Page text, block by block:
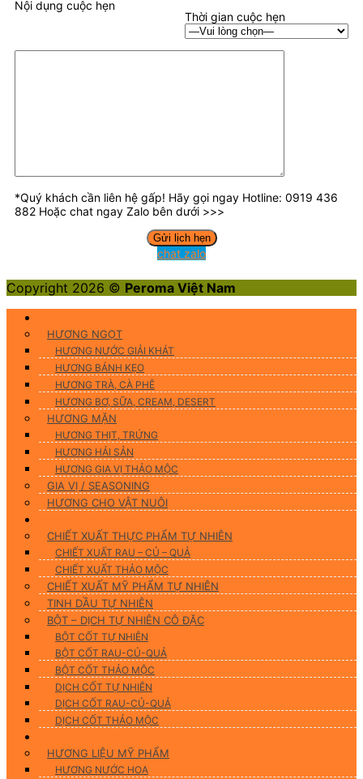
Thời gian cuộc hẹn
Nội dụng cuộc hẹn
*Quý khách cần liên hệ gấp! Hãy gọi ngay Hotline: 0919 436
882 Hoặc chat ngay Zalo bên dưới >>>
chat zalo
Copyright 2026 © Peroma Việt Nam
HƯƠNG NGỌT
HƯƠNG NƯỚC GIẢI KHÁT
HƯƠNG BÁNH KẸO
HƯƠNG TRÀ, CÀ PHÊ
HƯƠNG BƠ, SỮA, CREAM, DESERT
HƯƠNG MẶN
HƯƠNG THỊT, TRỨNG
HƯƠNG HẢI SẢN
HƯƠNG GIA VỊ THẢO MỘC
GIA VỊ / SEASONING
HƯƠNG CHO VẬT NUÔI
CHIẾT XUẤT THỰC PHẨM TỰ NHIÊN
CHIẾT XUẤT RAU – CỦ – QUẢ
CHIẾT XUẤT THẢO MỘC
CHIẾT XUẤT MỸ PHẨM TỰ NHIÊN
TINH DẦU TỰ NHIÊN
BỘT – DỊCH TỰ NHIÊN CÔ ĐẶC
BỘT CỐT TỰ NHIÊN
BỘT CỐT RAU-CỦ-QUẢ
BỘT CỐT THẢO MỘC
DỊCH CỐT TỰ NHIÊN
DỊCH CỐT RAU-CỦ-QUẢ
DỊCH CỐT THẢO MỘC
HƯƠNG LIỆU MỸ PHẨM
HƯƠNG NƯỚC HOA